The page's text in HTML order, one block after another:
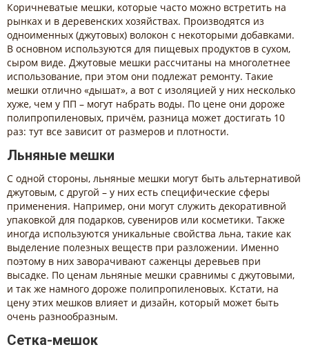
Коричневатые мешки, которые часто можно встретить на
рынках и в деревенских хозяйствах. Производятся из
одноименных (джутовых) волокон с некоторыми добавками.
В основном используются для пищевых продуктов в сухом,
сыром виде. Джутовые мешки рассчитаны на многолетнее
использование, при этом они подлежат ремонту. Такие
мешки отлично «дышат», а вот с изоляцией у них несколько
хуже, чем у ПП – могут набрать воды. По цене они дороже
полипропиленовых, причём, разница может достигать 10
раз: тут все зависит от размеров и плотности.
Льняные мешки
С одной стороны, льняные мешки могут быть альтернативой
джутовым, с другой – у них есть специфические сферы
применения. Например, они могут служить декоративной
упаковкой для подарков, сувениров или косметики. Также
иногда используются уникальные свойства льна, такие как
выделение полезных веществ при разложении. Именно
поэтому в них заворачивают саженцы деревьев при
высадке. По ценам льняные мешки сравнимы с джутовыми,
и так же намного дороже полипропиленовых. Кстати, на
цену этих мешков влияет и дизайн, который может быть
очень разнообразным.
Сетка-мешок